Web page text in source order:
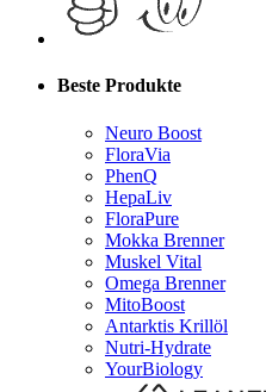
Beste Produkte
Neuro Boost
FloraVia
PhenQ
HepaLiv
FloraPure
Mokka Brenner
Muskel Vital
Omega Brenner
MitoBoost
Antarktis Krillöl
Nutri-Hydrate
YourBiology